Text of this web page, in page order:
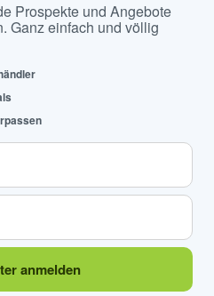
Prospekte und Angebote
Ganz einfach und völlig
anmelden